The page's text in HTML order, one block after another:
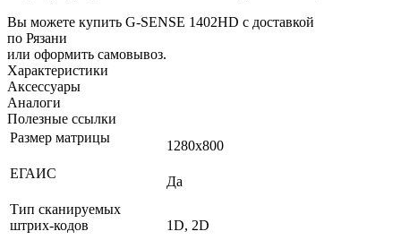
Вы можете купить G-SENSE 1402HD с доставкой
по Рязани
или оформить самовывоз.
Характеристики
Аксессуары
Аналоги
Полезные ссылки
Размер матрицы
1280x800
ЕГАИС
Да
Тип сканируемых
штрих-кодов
1D, 2D